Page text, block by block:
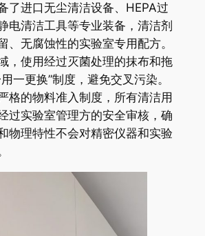
了进口无尘清洁设备、HEPA过
电清洁工具等专业装备，清洁剂
、无腐蚀性的实验室专用配方。
，使用经过灭菌处理的抹布和拖
一更换”制度，避免交叉污染。
格的物料准入制度，所有清洁用
过实验室管理方的安全审核，确
物理特性不会对精密仪器和实验